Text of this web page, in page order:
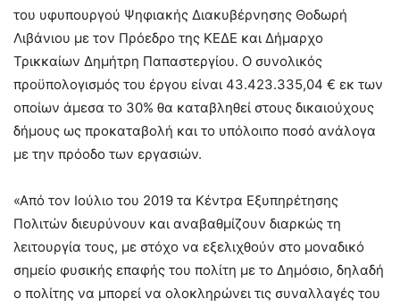
του υφυπουργού Ψηφιακής Διακυβέρνησης Θοδωρή
Λιβάνιου με τον Πρόεδρο της ΚΕΔΕ και Δήμαρχο
Τρικκαίων Δημήτρη Παπαστεργίου. Ο συνολικός
προϋπολογισμός του έργου είναι 43.423.335,04 € εκ των
οποίων άμεσα το 30% θα καταβληθεί στους δικαιούχους
δήμους ως προκαταβολή και το υπόλοιπο ποσό ανάλογα
με την πρόοδο των εργασιών.
«Από τον Ιούλιο του 2019 τα Κέντρα Εξυπηρέτησης
Πολιτών διευρύνουν και αναβαθμίζουν διαρκώς τη
λειτουργία τους, με στόχο να εξελιχθούν στο μοναδικό
σημείο φυσικής επαφής του πολίτη με το Δημόσιο, δηλαδή
ο πολίτης να μπορεί να ολοκληρώνει τις συναλλαγές του